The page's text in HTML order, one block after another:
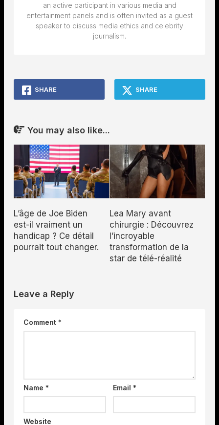
an active participant in various media and
entertainment panels and is often invited as a guest
speaker to discuss media ethics and celebrity
journalism.
SHARE SHARE
You may also like...
L’âge de Joe Biden
est-il vraiment un
handicap ? Ce détail
pourrait tout changer.
Lea Mary avant
chirurgie : Découvrez
l’incroyable
transformation de la
star de télé-réalité
Leave a Reply
Comment *
Name * Email*
Website